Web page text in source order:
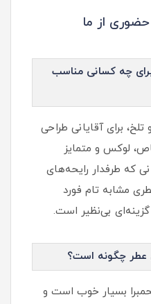
از ما
چه کسانی مناسب
برای آقایانی طراحی
لوکس و متمایز
که طرفدار رایحه‌های
مشابه تام فورد
بی‌نظیر است.
عطر چگونه است؟
بسیار خوب است و